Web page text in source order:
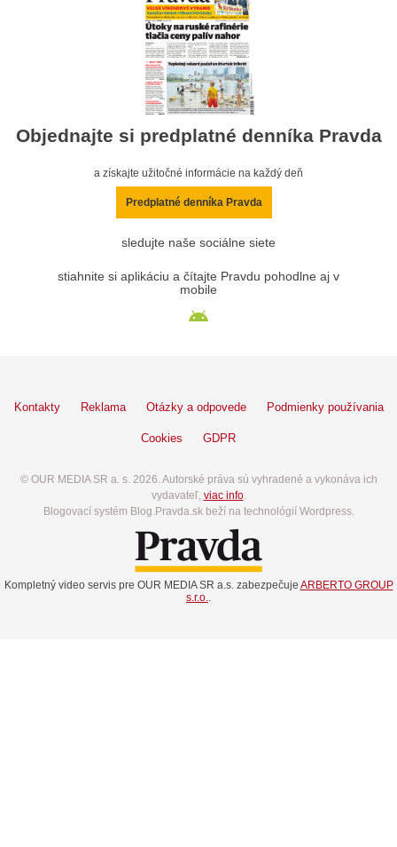
Objednajte si predplatné denníka Pravda
a získajte užitočné informácie na každý deň
Predplatné denníka Pravda
sledujte naše sociálne siete
stiahnite si aplikáciu a čítajte Pravdu pohodlne aj v
mobile
Kontakty Reklama Otázky a odpovede Podmienky používania
Cookies GDPR
© OUR MEDIA SR a. s. 2026. Autorské práva sú vyhradené a vykonáva ich
vydavateľ, viac info.
Blogovací systém Blog.Pravda.sk beží na technológií Wordpress.
Kompletný video servis pre OUR MEDIA SR a.s. zabezpečuje ARBERTO GROUP
s.r.o..